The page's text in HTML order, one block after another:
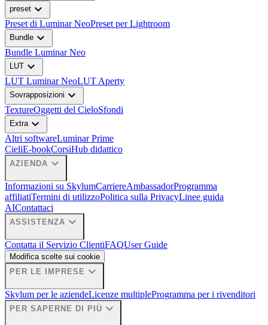
preset expand_more
Preset di Luminar NeoPreset per Lightroom
Bundle expand_more
Bundle Luminar Neo
LUT expand_more
LUT Luminar NeoLUT Aperty
Sovrapposizioni expand_more
TextureOggetti del CieloSfondi
Extraexpand_more
Altri softwareLuminar Prime
CieliE-bookCorsiHub didattico
AZIENDA expand_more
Informazioni su SkylumCarriereAmbassadorProgramma
affiliatiTermini di utilizzoPolitica sulla PrivacyLinee guida
AIContattaci
ASSISTENZA expand_more
Contatta il Servizio ClientiFAQUser Guide
Modifica scelte sui cookie
PER LE IMPRESE expand_more
Skylum per le aziendeLicenze multipleProgramma per i rivenditori
PER SAPERNE DI PIÙ expand_more